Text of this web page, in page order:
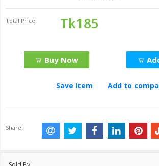
Total Price: Tk185
Buy Now
Save Item Add to
Share: